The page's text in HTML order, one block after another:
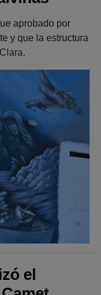
aprobado por
y que la estructura
el